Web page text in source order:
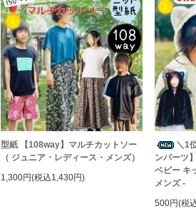
型紙 【108way】マルチカットソー
（ ジュニア・レディース・メンズ）
1,300円(税込1,430円)
＼1
ンパーツ
ベビー キ
メンズ -
500円(税